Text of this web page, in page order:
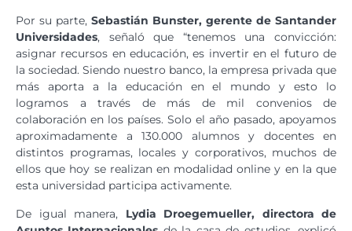
Por su parte, Sebastián Bunster, gerente de Santander
Universidades, señaló que “tenemos una convicción:
asignar recursos en educación, es invertir en el futuro de
la sociedad. Siendo nuestro banco, la empresa privada que
más aporta a la educación en el mundo y esto lo
logramos a través de más de mil convenios de
colaboración en los países. Solo el año pasado, apoyamos
aproximadamente a 130.000 alumnos y docentes en
distintos programas, locales y corporativos, muchos de
ellos que hoy se realizan en modalidad online y en la que
esta universidad participa activamente.
De igual manera, Lydia Droegemueller, directora de